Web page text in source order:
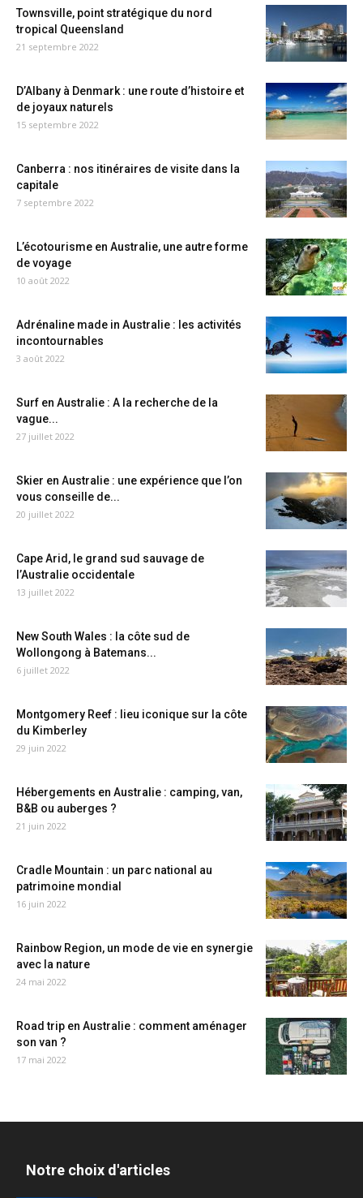
Townsville, point stratégique du nord
tropical Queensland
21 septembre 2022
D’Albany à Denmark : une route d’histoire et
de joyaux naturels
15 septembre 2022
Canberra : nos itinéraires de visite dans la
capitale
7 septembre 2022
L’écotourisme en Australie, une autre forme
de voyage
10 août 2022
Adrénaline made in Australie : les activités
incontournables
3 août 2022
Surf en Australie : A la recherche de la
vague...
27 juillet 2022
Skier en Australie : une expérience que l’on
vous conseille de...
20 juillet 2022
Cape Arid, le grand sud sauvage de
l’Australie occidentale
13 juillet 2022
New South Wales : la côte sud de
Wollongong à Batemans...
6 juillet 2022
Montgomery Reef : lieu iconique sur la côte
du Kimberley
29 juin 2022
Hébergements en Australie : camping, van,
B&B ou auberges ?
21 juin 2022
Cradle Mountain : un parc national au
patrimoine mondial
16 juin 2022
Rainbow Region, un mode de vie en synergie
avec la nature
24 mai 2022
Road trip en Australie : comment aménager
son van ?
17 mai 2022
Notre choix d'articles